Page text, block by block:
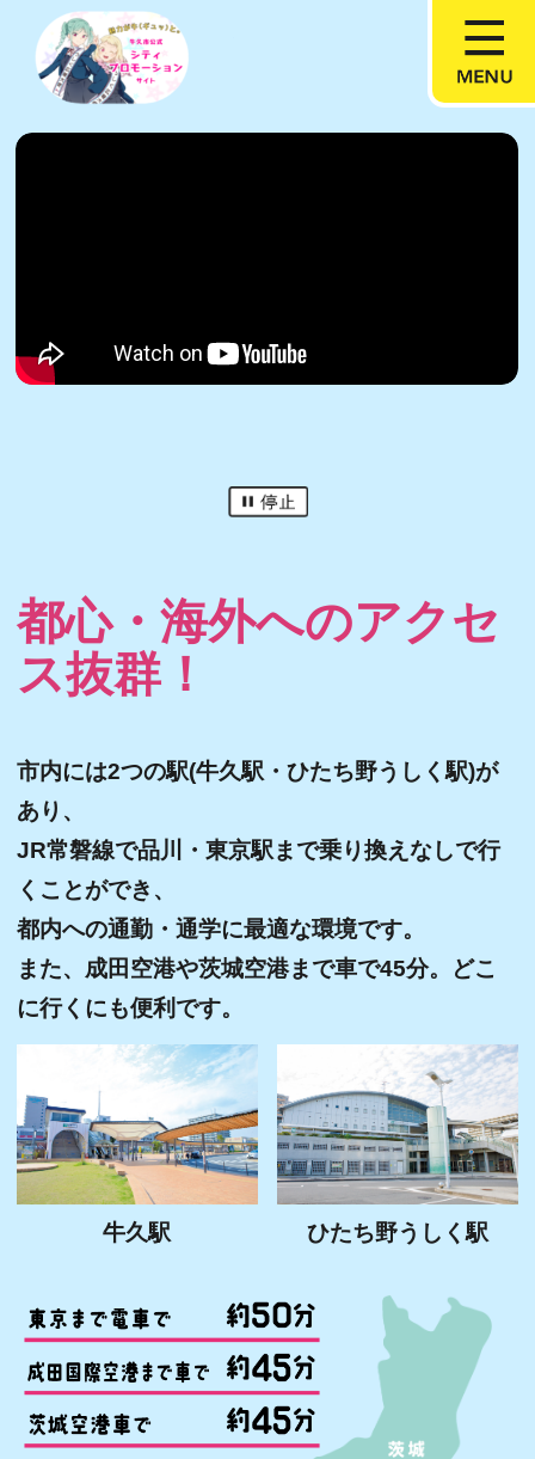
牛久市公式シティプロモー
前へ 次へ
都心・海外へのアクセ
ス抜群！
市内には2つの駅(牛久駅・ひたち野うしく駅)が
あり、
JR常磐線で品川・東京駅まで乗り換えなしで行
くことができ、
都内への通勤・通学に最適な環境です。
また、成田空港や茨城空港まで車で45分。どこ
に行くにも便利です。
牛久駅 ひたち野うしく駅